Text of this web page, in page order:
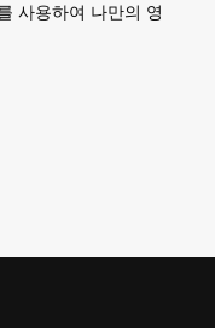
사용하여 나만의 영